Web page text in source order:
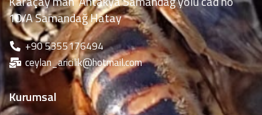
10/A Samandağ Hatay
‪+90 5355176494
ceylan_aricilik@hotmail.com
Kurumsal